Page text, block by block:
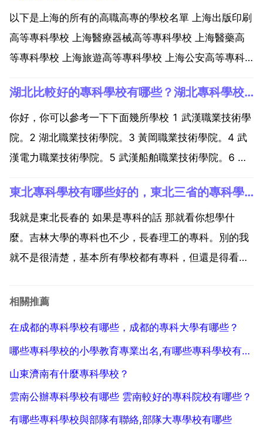
以下是上海的所有的高職高專的學校名單 上海出版印刷
高等專科學校 上海醫療器械高等專科學校 上海醫藥高
等專科學校 上海旅遊高等專科學校 上海公安高等專科
海健康職業技術學院 上海東海職業技術學院 上海新僑
職業技術學院 上海工會管理職業學院 上海工藝美術...
湖北比較好的專科學校有哪些？湖北專科學校排名榜公辦
你好，你可以參考一下下面幾所學校 1 武漢職業技術學
院。2 湖北職業技術學院。3 黃岡職業技術學院。4 武
漢電力職業技術學院。5 武漢船舶職業技術學院。6 襄
體工程職業學院。9 鄂州職業大學。10 武漢鐵路職業
技術學院。全國排名靠前的專科學校有深圳...
東北專科學校有哪些好的，東北三省的專科學校有那些
我就是東北長春的 如果是專科的話 那就看你想學什
麼。吉林大學的專科也不少，長春理工的專科。別的我
就不是很清楚，基本所有學校都有專科，但還是得看你
電類的，長春理工 原名 光機學院 就可以，畢竟是全國
相關推薦
在成都的專科學校有哪些，成都的專科大學有哪些？
哪些專科學校的小學教育專業出名,有哪些專科學校有小學教育專業
山東濟南有什麼專科學校？
雲南公辦專科學校有哪些 雲南較好的專科院校有哪些？
有哪些專科學校與部隊有聯絡,部隊大專學校有哪些